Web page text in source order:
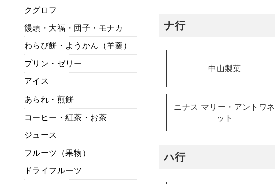
ナ行
中山製菓
ニナス マリー・アントワネ
ット
ハ行
クグロフ
饅頭・大福・団子・モナカ
わらび餅・ようかん（羊羹）
プリン・ゼリー
アイス
あられ・煎餅
コーヒー・紅茶・お茶
ジュース
フルーツ（果物）
ドライフルーツ